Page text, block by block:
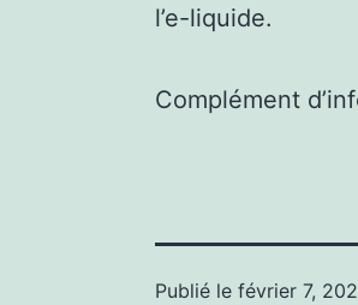
l’e-liquide.
Complément
Publié le février 7,